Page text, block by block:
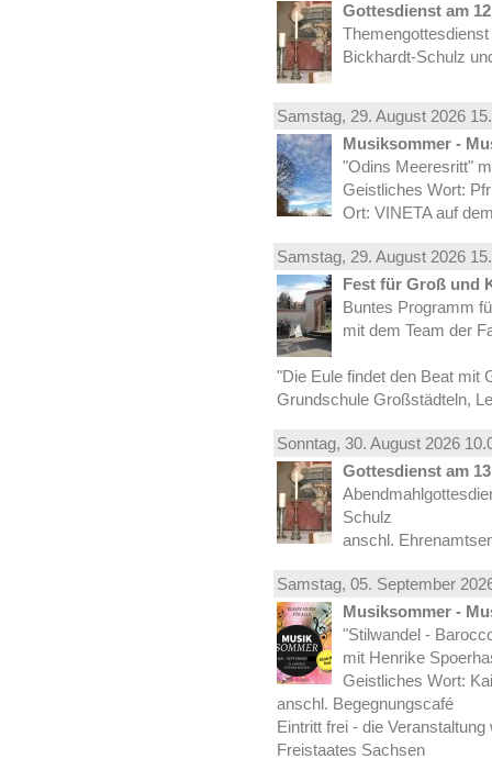
Gottesdienst am
Bickhardt-Schulz
Samstag, 29. August 2026
Musiksommer -
"Odins Meeresritt"
Geistliches Wort:
Ort: VINETA auf
Samstag, 29. August 2026
Fest für Groß und
Buntes Programm
mit dem Team der
"Die Eule findet den Beat mit
Grundschule Großstädteln,
Sonntag, 30. August 2026
Gottesdienst am
Schulz
anschl.
Samstag, 05. September
Musiksommer -
"Stilwandel -
mit Henrike
Geistliches Wort:
anschl. Begegnungscafé
Eintritt frei - die
Freistaates Sachsen